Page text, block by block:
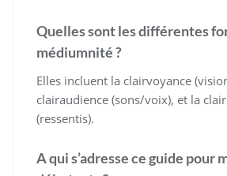
Quelles sont les différentes
médiumnité ?
Elles incluent la clairvoyance
clairaudience (sons/voix), et la
(ressentis).
A qui s’adresse ce guide pour